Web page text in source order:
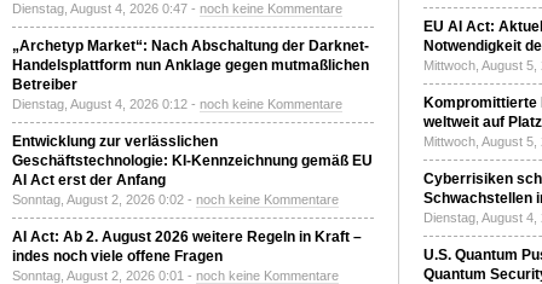
Dienstag, August 4, 2026 0:47 - noch keine Kommentare
„Archetyp Market“: Nach Abschaltung der Darknet-
Handelsplattform nun Anklage gegen mutmaßlichen
Betreiber
Dienstag, August 4, 2026 0:12 - noch keine Kommentare
Entwicklung zur verlässlichen
Geschäftstechnologie: KI-Kennzeichnung gemäß EU
AI Act erst der Anfang
Sonntag, August 2, 2026 0:02 - noch keine Kommentare
AI Act: Ab 2. August 2026 weitere Regeln in Kraft –
indes noch viele offene Fragen
Sonntag, August 2, 2026 0:01 - noch keine Kommentare
EU AI Act:
Notwendigkeit
Mittwoch, August
Kompromittierte
weltweit auf
Mittwoch, August
Cyberrisiken
Schwachstellen
Dienstag, August
U.S. Quantum
Quantum